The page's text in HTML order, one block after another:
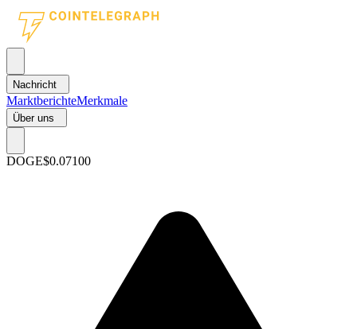
Nachricht
MarktberichteMerkmale
Über uns
DOGE$0.07100